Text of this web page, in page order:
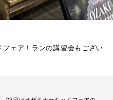
フェア！ランの講習会もござい